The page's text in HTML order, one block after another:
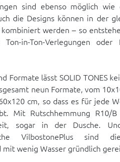
sind ebenso möglich
die Designs können in der
werden – so
Ton-in-Ton-Verlegungen
Formate lässt SOLID TONES
neun Formate, vom
cm, so dass es für jede
Mit Rutschhemmung R10/
sogar in der Dusche.
VilbostonePlus sind
mit wenig Wasser gründlich